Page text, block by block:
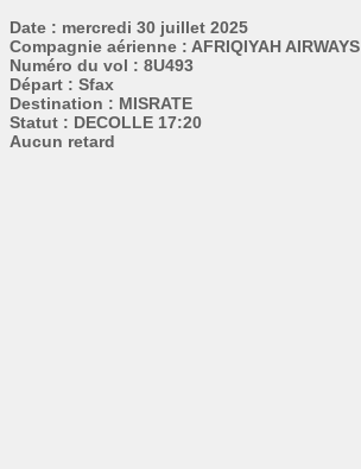
Date : mercredi 30 juillet 2025
Compagnie aérienne : AFRIQIYAH AIRWAYS
Numéro du vol : 8U493
Départ : Sfax
Destination : MISRATE
Statut : DECOLLE 17:20
Aucun retard